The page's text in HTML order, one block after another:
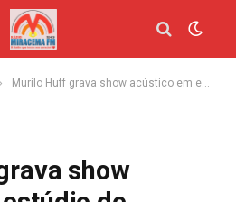
Murilo Huff grava show acústico em estúdio de Goiânia com Zé Neto & Cristiano e músicas inéditas no roteiro
show